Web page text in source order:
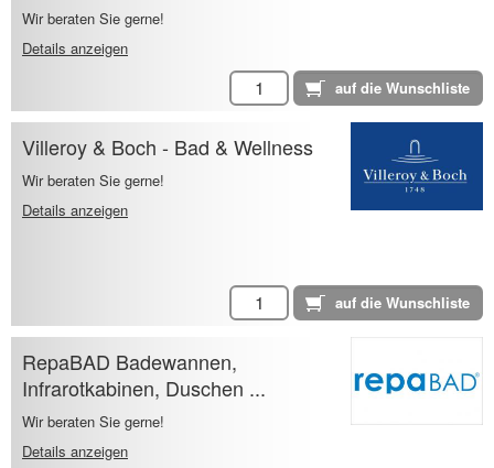
Wir beraten Sie gerne!
Details anzeigen
Villeroy & Boch - Bad & Wellness
Wir beraten Sie gerne!
Details anzeigen
RepaBAD Badewannen,
Infrarotkabinen, Duschen ...
Wir beraten Sie gerne!
Details anzeigen